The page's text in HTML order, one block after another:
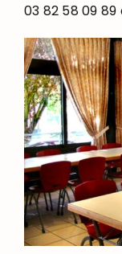
03 82 58 09 89